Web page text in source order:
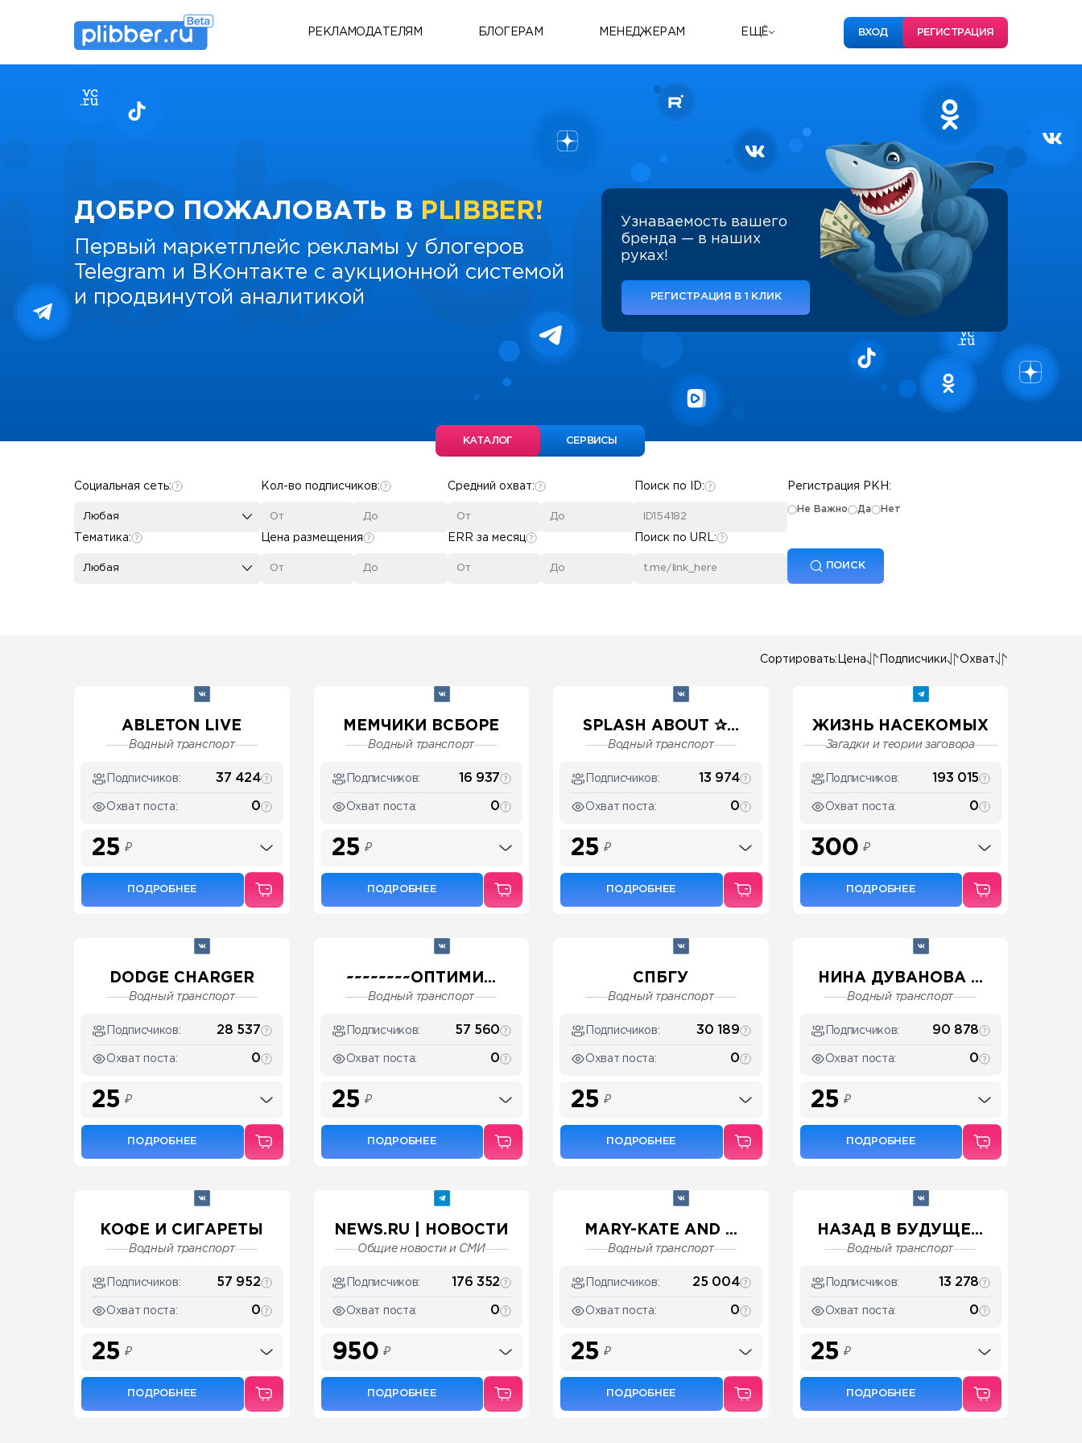
РЕКЛАМОДАТЕЛЯМ БЛОГЕРАМ МЕНЕДЖЕРАМ ЕЩЁ ВХОД РЕГИСТРАЦИЯ
ДОБРО ПОЖАЛОВАТЬ В PLIBBER!
Первый маркетплейс рекламы у блогеров
Telegram и ВКонтакте с аукционной системой
и продвинутой аналитикой
Узнаваемость вашего
бренда — в наших
руках!
РЕГИСТРАЦИЯ В 1 КЛИК
КАТАЛОГ СЕРВИСЫ
Тематика:
Любая
Социальная сеть:
Любая
Кол-во подписчиков:
Цена размещения
Средний охват:
ERR за месяц
Поиск по ID:
Поиск по URL:
Регистрация РКН:
Не Важно Да Нет
ПОИСК
Сортировать: Цена Подписчики Охват
ABLETON LIVE
Водный транспорт
Подписчиков: 37 424
Охват поста: 0
25 ₽
ПОДРОБНЕЕ
МЕМЧИКИ ВСБОРЕ
Водный транспорт
Подписчиков: 16 937
Охват поста: 0
25 ₽
ПОДРОБНЕЕ
SPLASH ABOUT ✰...
Водный транспорт
Подписчиков: 13 974
Охват поста: 0
25 ₽
ПОДРОБНЕЕ
ЖИЗНЬ НАСЕКОМЫХ
Загадки и теории заговора
Подписчиков: 193 015
Охват поста: 0
300 ₽
ПОДРОБНЕЕ
DODGE CHARGER
Водный транспорт
Подписчиков: 28 537
Охват поста: 0
25 ₽
ПОДРОБНЕЕ
~~~~~~~~ОПТИМИ...
Водный транспорт
Подписчиков: 57 560
Охват поста: 0
25 ₽
ПОДРОБНЕЕ
СПБГУ
Водный транспорт
Подписчиков: 30 189
Охват поста: 0
25 ₽
ПОДРОБНЕЕ
НИНА ДУВАНОВА ...
Водный транспорт
Подписчиков: 90 878
Охват поста: 0
25 ₽
ПОДРОБНЕЕ
КОФЕ И СИГАРЕТЫ
Водный транспорт
Подписчиков: 57 952
Охват поста: 0
25 ₽
ПОДРОБНЕЕ
NEWS.RU | НОВОСТИ
Общие новости и СМИ
Подписчиков: 176 352
Охват поста: 0
950 ₽
ПОДРОБНЕЕ
MARY-KATE AND ...
Водный транспорт
Подписчиков: 25 004
Охват поста: 0
25 ₽
ПОДРОБНЕЕ
НАЗАД В БУДУЩЕ...
Водный транспорт
Подписчиков: 13 278
Охват поста: 0
25 ₽
ПОДРОБНЕЕ